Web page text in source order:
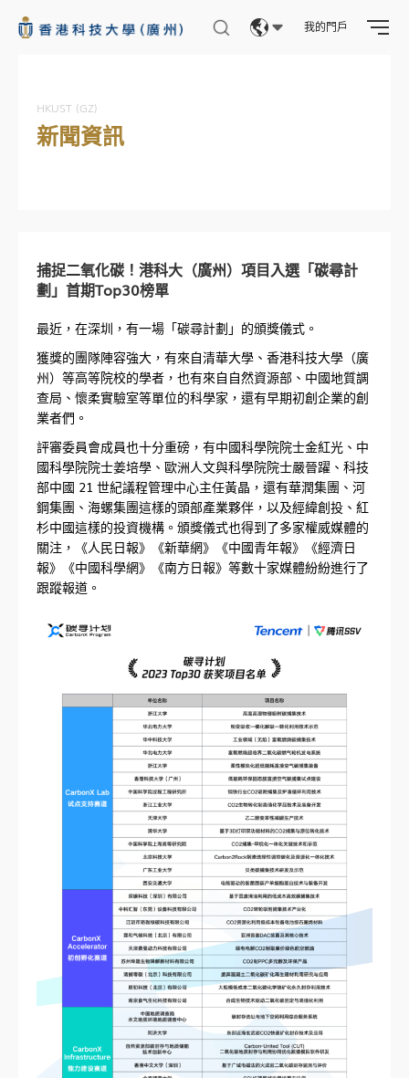
我的門戶
HKUST (GZ)
新聞資訊
捕捉二氧化碳！港科大（廣州）項目入選「碳尋計
劃」首期Top30榜單
最近，在深圳，有一場「碳尋計劃」的頒獎儀式。
獲獎的團隊陣容強大，有來自清華大學、香港科技大學（廣
州）等高等院校的學者，也有來自自然資源部、中國地質調
查局、懷柔實驗室等單位的科學家，還有早期初創企業的創
業者們。
評審委員會成員也十分重磅，有中國科學院院士金紅光、中
國科學院院士姜培學、歐洲人文與科學院院士嚴晉躍、科技
部中國 21 世紀議程管理中心主任黃晶，還有華潤集團、河
鋼集團、海螺集團這樣的頭部產業夥伴，以及經緯創投、紅
杉中國這樣的投資機構。頒獎儀式也得到了多家權威媒體的
關注，《人民日報》《新華網》《中國青年報》《經濟日
報》《中國科學網》《南方日報》等數十家媒體紛紛進行了
跟蹤報道。